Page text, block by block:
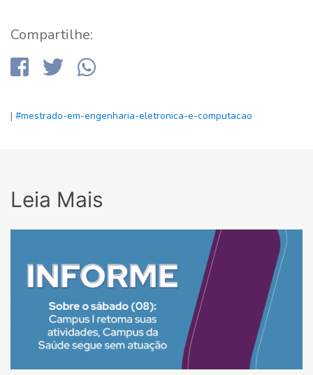
Compartilhe:
| #mestrado-em-engenharia-eletronica-e-computacao
Leia Mais